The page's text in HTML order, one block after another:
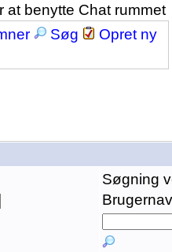
at benytte Chat rummet
Søg
Opret ny
Søgning